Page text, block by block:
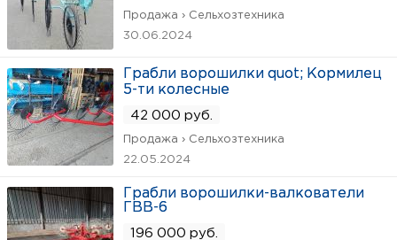
Продажа › Сельхозтехника
30.06.2024
Грабли ворошилки quot; Кормилец
5-ти колесные
42 000 руб.
Продажа › Сельхозтехника
22.05.2024
Грабли ворошилки-валкователи
ГВВ-6
196 000 руб.